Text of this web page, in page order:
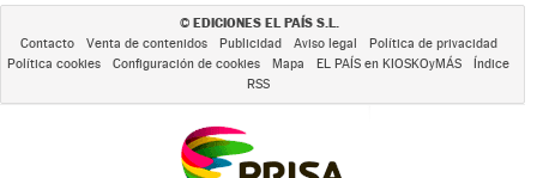
© EDICIONES EL PAÍS S.L.
Contacto Venta de contenidos Publicidad Aviso legal
Política de privacidad
Política cookies
Configuración de cookies Mapa EL PAÍS en KIOSKOyMÁS
Índice
RSS